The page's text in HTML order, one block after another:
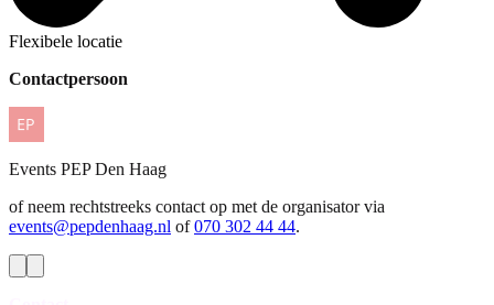
Flexibele locatie
Contactpersoon
Events PEP Den Haag
of neem rechtstreeks contact op met de organisator via
events@pepdenhaag.nl of 070 302 44 44.